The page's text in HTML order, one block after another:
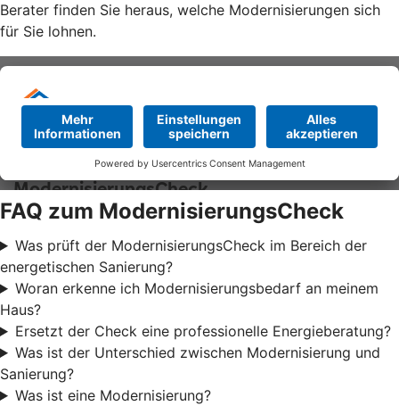
Berater finden Sie heraus, welche Modernisierungen sich
für Sie lohnen.
FAQ zum ModernisierungsCheck
Was prüft der ModernisierungsCheck im Bereich der
energetischen Sanierung?
Woran erkenne ich Modernisierungsbedarf an meinem
Haus?
Ersetzt der Check eine professionelle Energieberatung?
Was ist der Unterschied zwischen Modernisierung und
Sanierung?
Was ist eine Modernisierung?